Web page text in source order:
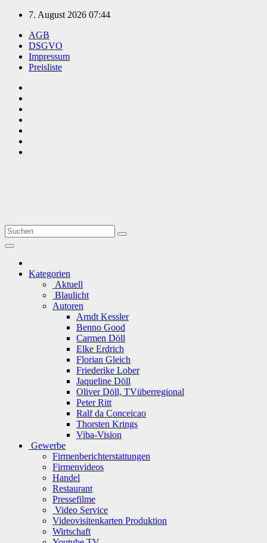
Zum
springen
7. August 2026 07:44
AGB
DSGVO
Impressum
Preisliste
Kategorien
Aktuell
Blaulicht
Autoren
Arndt Kessler
Benno Good
Carmen Döll
Elke Erdrich
Florian Gleich
Friederike Lober
Jaqueline Döll
Oliver Döll, TVüberregional
Peter Ritt
Ralf da Conceicao
Thorsten Krings
Viba-Vision
Gewerbe
Firmenberichterstattungen
Firmenvideos
Handel
Restaurant
Pressefilme
Video Service
Videovisitenkarten Produktion
Wirtschaft